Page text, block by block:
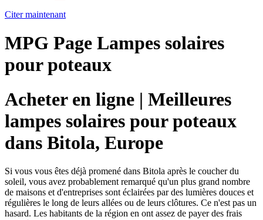
Citer maintenant
MPG Page Lampes solaires
pour poteaux
Acheter en ligne | Meilleures
lampes solaires pour poteaux
dans Bitola, Europe
Si vous vous êtes déjà promené dans Bitola après le coucher du
soleil, vous avez probablement remarqué qu'un plus grand nombre
de maisons et d'entreprises sont éclairées par des lumières douces et
régulières le long de leurs allées ou de leurs clôtures. Ce n'est pas un
hasard. Les habitants de la région en ont assez de payer des frais